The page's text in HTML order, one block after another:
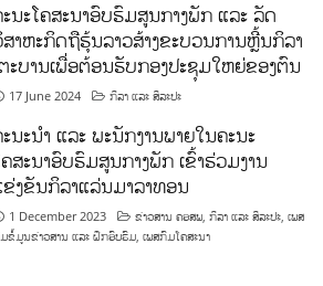
ນະໂຄສະນາອົບຮົມສູນກາງພັກ ແລະ ລັດ
າຫະກິດຖືຮຸ້ນລາວສ້າງຂະບວນການຫຼີ້ນກິລາ
ະບານເພື່ອຕ້ອນຮັບກອງປະຊຸມໃຫຍ່ຂອງຕົນ
17 June 2024 ກິລາ ແລະ ສິລະປະ
ນະນຳ ແລະ ພະນັກງານພາຍໃນຄະນະ
ສະນາອົບຮົມສູນກາງພັກ ເຂົ້າຮ່ວມງານ
ງຂັນກິລາແລ່ນມາລາທອນ
1 December 2023 ຂ່າວສານ ຄອສພ,ກິລາ ແລະ ສິລະປະ,ເພສ
ຂໍ້ມູນຂ່າວສານ ແລະ ຝຶກອົບຮົມ,ເພສກົມໂຄສະນາ